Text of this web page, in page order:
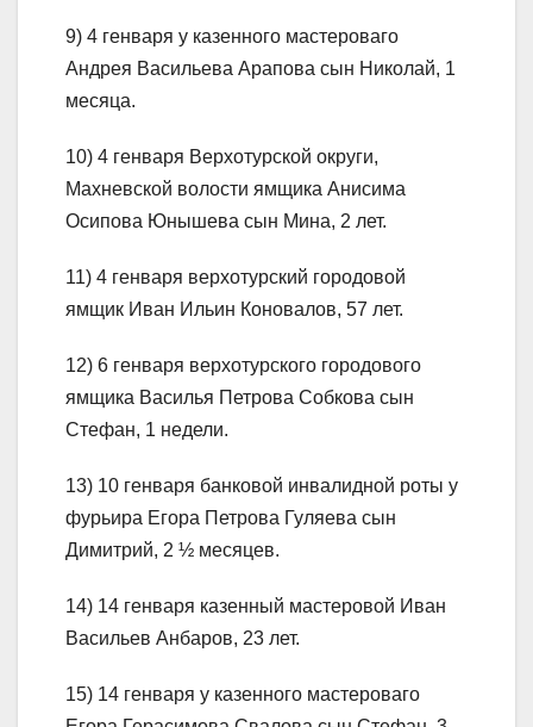
9) 4 генваря у казенного мастероваго
Андрея Васильева Арапова сын Николай, 1
месяца.
10) 4 генваря Верхотурской округи,
Махневской волости ямщика Анисима
Осипова Юнышева сын Мина, 2 лет.
11) 4 генваря верхотурский городовой
ямщик Иван Ильин Коновалов, 57 лет.
12) 6 генваря верхотурского городового
ямщика Василья Петрова Собкова сын
Стефан, 1 недели.
13) 10 генваря банковой инвалидной роты у
фурьира Егора Петрова Гуляева сын
Димитрий, 2 ½ месяцев.
14) 14 генваря казенный мастеровой Иван
Васильев Анбаров, 23 лет.
15) 14 генваря у казенного мастероваго